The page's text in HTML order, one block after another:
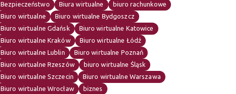
Bezpieczeństwo
Biura wirtualne
biuro rachunkowe
Biuro wirtualne
Biuro wirtualne Bydgoszcz
Biuro wirtualne Gdańsk
Biuro wirtualne Katowice
Biuro wirtualne Kraków
Biuro wirtualne Łódź
Biuro wirtualne Lublin
Biuro wirtualne Poznań
Biuro wirtualne Rzeszów
biuro wirtualne Śląsk
Biuro wirtualne Szczecin
Biuro wirtualne Warszawa
Biuro wirtualne Wrocław
biznes